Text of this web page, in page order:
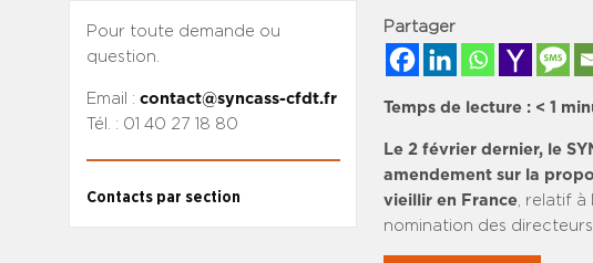
Pour toute demande ou
question.
Email : contact@syncass-cfdt.fr
Tél. : 01 40 27 18 80
Contacts par section
Partager
Temps de lecture : < 1
Le 2 février dernier, le
amendement sur la
vieillir en France , relatif
nomination des directeurs